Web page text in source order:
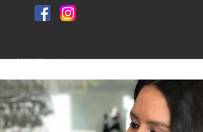
CONTATTI More...